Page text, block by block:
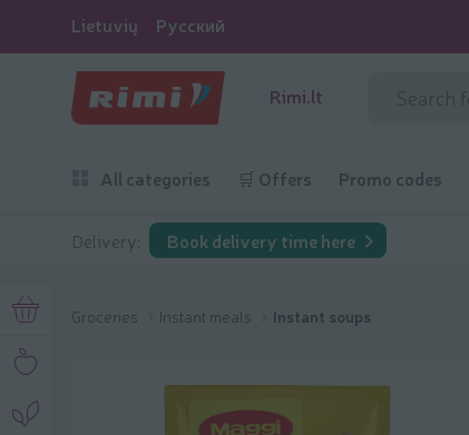
Lietuvių Русский
Rimi.lt
All categories 🛒 Offers Promo codes
Delivery: Book delivery time here
Groceries Instant meals Instant soups